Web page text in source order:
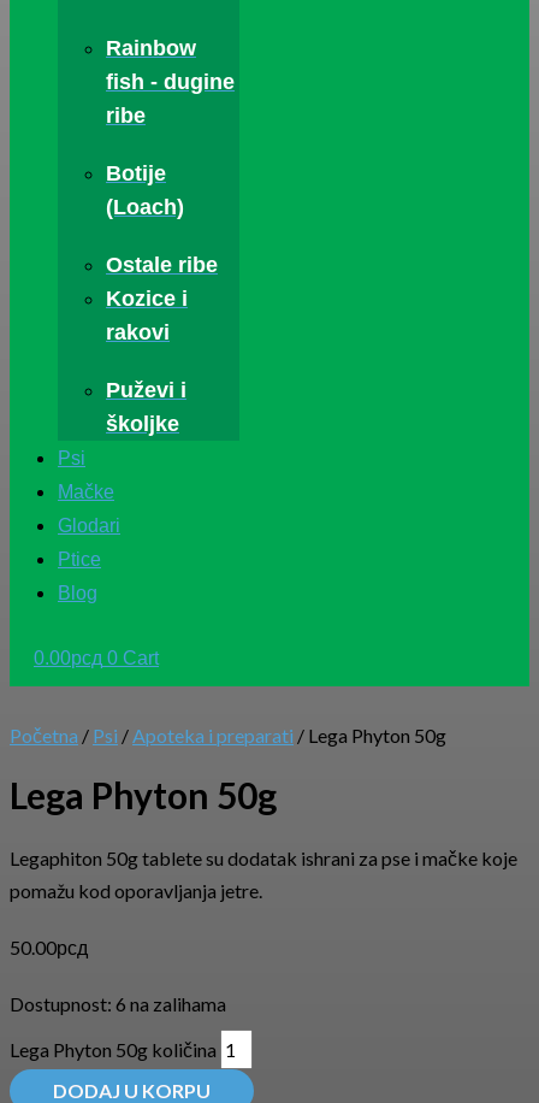
Rainbow
fish - dugine
ribe
Botije
(Loach)
Ostale ribe
Kozice i
rakovi
Puževi i
školjke
Psi
Mačke
Glodari
Ptice
Blog
0.00рсд 0 Cart
Početna / Psi /Apoteka i preparati / Lega Phyton 50g
Lega Phyton 50g
Legaphiton 50g tablete su dodatak ishrani za pse i mačke koje
pomažu kod oporavljanja jetre.
50.00рсд
Dostupnost: 6 na zalihama
Lega Phyton 50g količina
DODAJ U KORPU